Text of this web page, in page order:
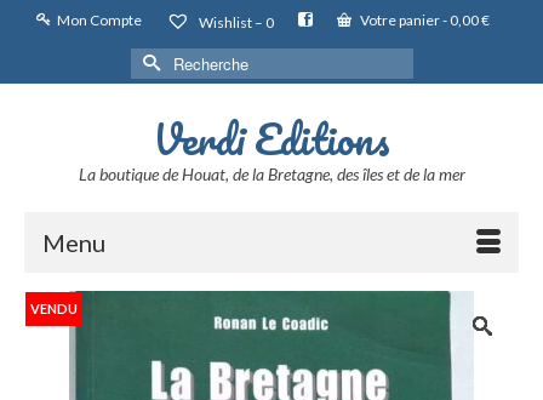
Mon Compte Wishlist – 0 Votre panier- 0,00€
Rechercher :
Verdi Editions
La boutique de Houat, de la Bretagne, des îles et de la mer
Menu
VENDU